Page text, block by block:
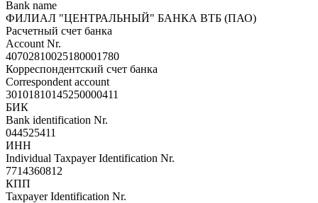
Bank name
ФИЛИАЛ "ЦЕНТРАЛЬНЫЙ" БАНКА ВТБ (ПАО)
Расчетный счет банка
Account Nr.
40702810025180001780
Корреспондентский счет банка
Correspondent account
30101810145250000411
БИК
Bank identification Nr.
044525411
ИНН
Individual Taxpayer Identification Nr.
7714360812
КПП
Taxpayer Identification Nr.